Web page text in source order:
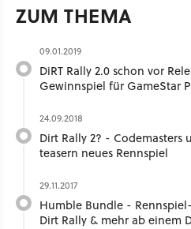
ZUM THEMA
09.01.2019
DiRT Rally 2.0 schon vor
Gewinnspiel für GameStar
24.09.2018
Dirt Rally 2? -
teasern neues Rennspiel
29.11.2017
Humble Bundle -
Dirt Rally & mehr ab einem